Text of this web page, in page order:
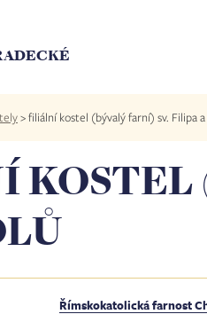
>filiální kostel (bývalý farní) sv. Filipa
Římskokatolická farnost